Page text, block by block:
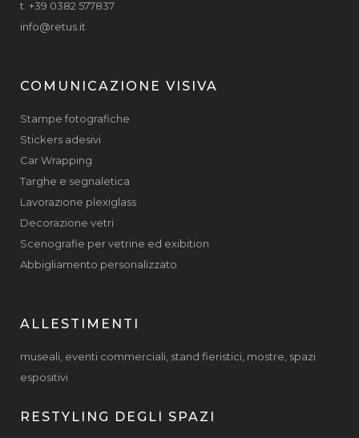
t. +39 0382 577837
info@retus.it
COMUNICAZIONE VISIVA
Stampe fotografiche
Stickers adesivi
Car Wrapping
Targhe e segnaletica
Lavorazione plexiglass
Decorazione vetri
Scenografie per vetrine ed exibition
Abbigliamento personalizzato
ALLESTIMENTI
museali, eventi commerciali, stand fieristici, mostre, spazi
espositivi
RESTYLING DEGLI SPAZI